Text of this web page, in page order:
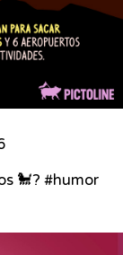
🐩? #humor